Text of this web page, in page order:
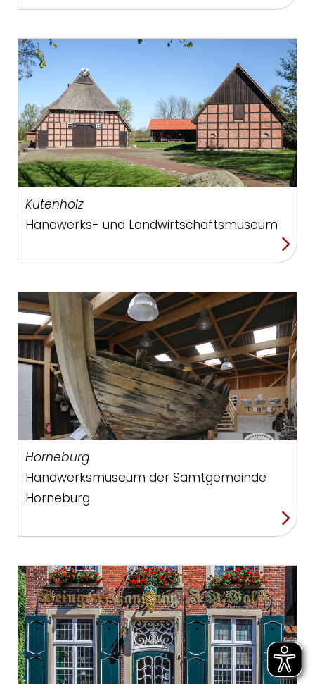
Kutenholz
Handwerks- und Landwirtschaftsmuseum
Horneburg
Handwerksmuseum der Samtgemeinde
Horneburg